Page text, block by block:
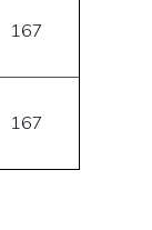
167
167